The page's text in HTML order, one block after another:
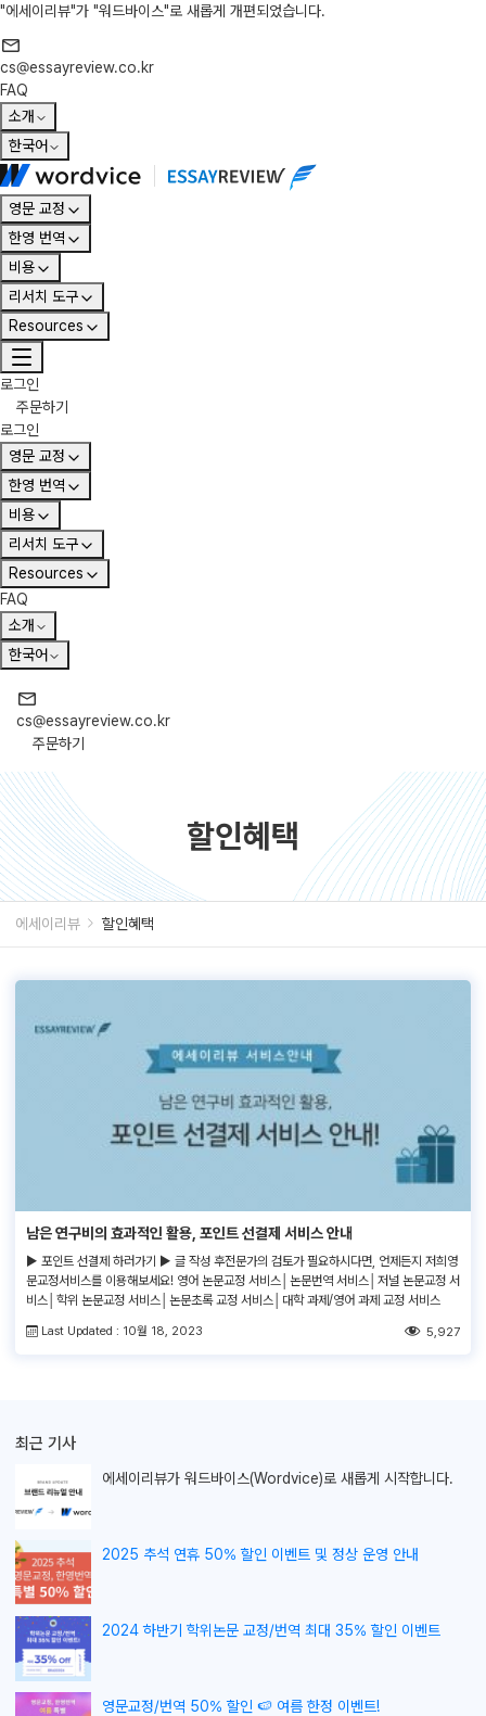
"에세이리뷰"가 "워드바이스"로 새롭게 개편되었습니다.
cs@essayreview.co.kr
FAQ
소개
한국어
영문 교정
한영 번역
비용
리서치 도구
Resources
로그인
주문하기
로그인
영문 교정
한영 번역
비용
리서치 도구
Resources
FAQ
소개
한국어
cs@essayreview.co.kr
주문하기
할인혜택
에세이리뷰 할인혜택
남은 연구비의 효과적인 활용, 포인트 선결제 서비스 안내
▶ 포인트 선결제 하러가기 ▶ 글 작성 후전문가의 검토가 필요하시다면, 언제든지 저희영
문교정서비스를 이용해보세요! 영어 논문교정 서비스│논문번역 서비스│저널 논문교정 서
비스│학위 논문교정 서비스│논문초록 교정 서비스│대학 과제/영어 과제 교정 서비스
Last Updated : 10월 18, 2023
5,927
최근 기사
에세이리뷰가 워드바이스(Wordvice)로 새롭게 시작합니다.
2025 추석 연휴 50% 할인 이벤트 및 정상 운영 안내
2024 하반기 학위논문 교정/번역 최대 35% 할인 이벤트
영문교정/번역 50% 할인 🍉 여름 한정 이벤트!